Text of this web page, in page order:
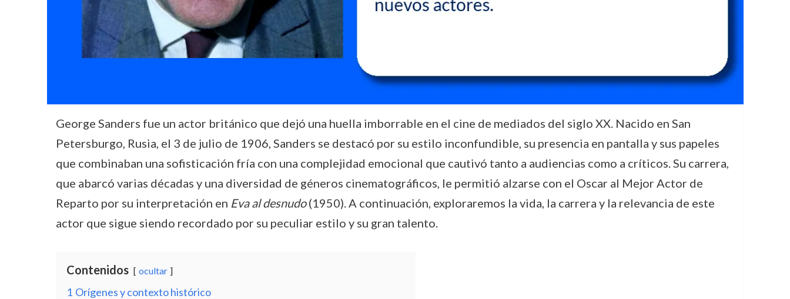
George Sanders fue un actor británico que dejó una huella imborrable en el cine de mediados del siglo XX. Nacido en San
Petersburgo, Rusia, el 3 de julio de 1906, Sanders se destacó por su estilo inconfundible, su presencia en pantalla y sus papeles
que combinaban una sofisticación fría con una complejidad emocional que cautivó tanto a audiencias como a críticos. Su carrera,
que abarcó varias décadas y una diversidad de géneros cinematográficos, le permitió alzarse con el Oscar al Mejor Actor de
Reparto por su interpretación en Eva al desnudo(1950). A continuación, exploraremos la vida, la carrera y la relevancia de este
actor que sigue siendo recordado por su peculiar estilo y su gran talento.
Contenidos ocultar
1 Orígenes y contexto histórico